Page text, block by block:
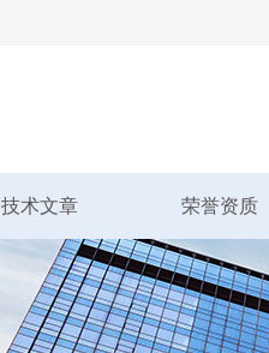
技术文章 荣誉资质